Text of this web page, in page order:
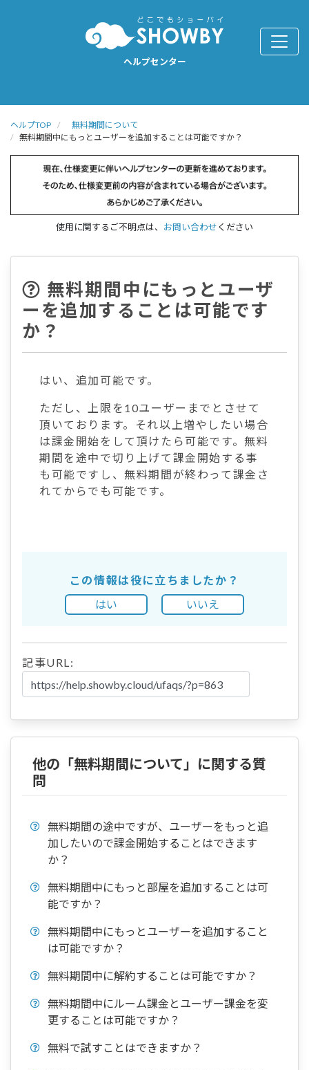
ヘルプセンター
ヘルプTOP
無料期間について
無料期間中にもっとユーザーを追加することは可能ですか？
使用に関するご不明点は、 お問い合わせください
無料期間中にもっとユーザ
ーを追加することは可能です
か？
はい、追加可能です。
ただし、上限を10ユーザーまでとさせて
頂いております。それ以上増やしたい場合
は課金開始をして頂けたら可能です。無料
期間を途中で切り上げて課金開始する事
も可能ですし、無料期間が終わって課金さ
れてからでも可能です。
この情報は役に立ちましたか？
はい
いいえ
記事URL:
他の「無料期間について」に関する質
問
無料期間の途中ですが、ユーザーをもっと追
加したいので課金開始することはできます
か？
無料期間中にもっと部屋を追加することは可
能ですか？
無料期間中にもっとユーザーを追加すること
は可能ですか？
無料期間中に解約することは可能ですか？
無料期間中にルーム課金とユーザー課金を変
更することは可能ですか？
無料で試すことはできますか？